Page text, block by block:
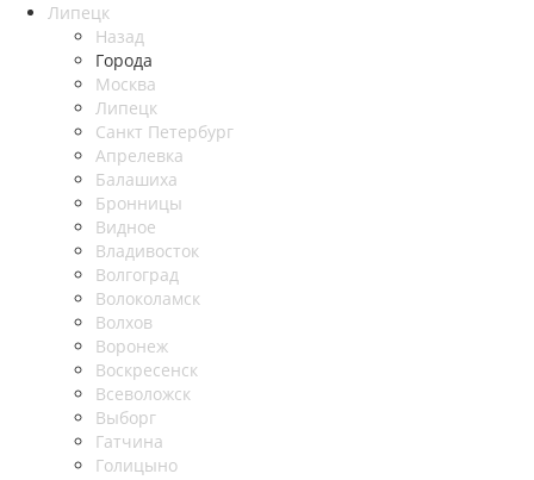
Липецк
Назад
Города
Москва
Липецк
Санкт Петербург
Апрелевка
Балашиха
Бронницы
Видное
Владивосток
Волгоград
Волоколамск
Волхов
Воронеж
Воскресенск
Всеволожск
Выборг
Гатчина
Голицыно